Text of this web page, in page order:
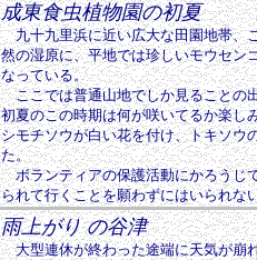
成東食虫植物園の初夏
九十九里浜に近い広大な田園地帯、
然の湿原に、平地では珍しいモウセン
なっている。
ここでは普通山地でしか見ることの
初夏のこの時期は何が咲いてるか楽し
シモチソウが白い花を付け、トキソウ
た。
ボランティアの保護活動にかろうじ
られて行くことを願わずにはいられな
雨上がりの谷津
大型連休が終わった途端に天気が崩